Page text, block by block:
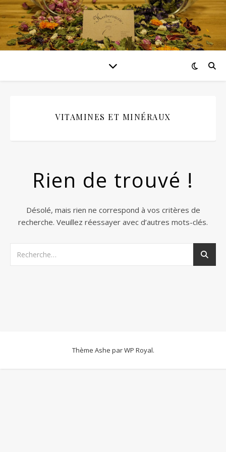
VITAMINES ET MINÉRAUX
Rien de trouvé !
Désolé, mais rien ne correspond à vos critères de
recherche. Veuillez réessayer avec d’autres mots-clés.
Thème Ashe parWP Royal.